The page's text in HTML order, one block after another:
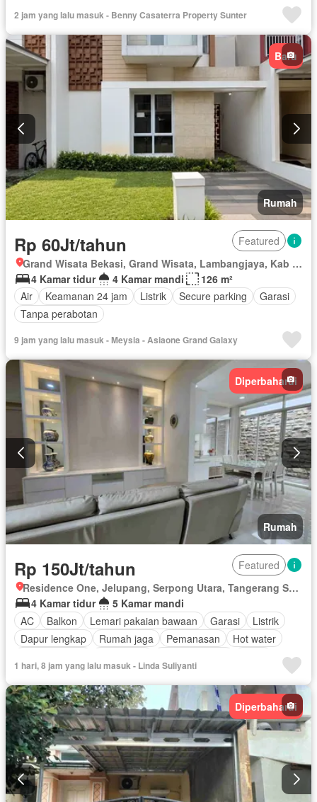
2 jam yang lalu masuk - Benny Casaterra Property Sunter
Baru
Rumah
Rp 60Jt/tahun
Featured
Grand Wisata Bekasi, Grand Wisata, Lambangjaya, Kab Bekasi, Jawa Barat
4 Kamar tidur
4 Kamar mandi
126 m²
Air
Keamanan 24 jam Listrik Secure parking
Garasi
Tanpa perabotan
9 jam yang lalu masuk - Meysia - Asiaone Grand Galaxy
Diperbaharui
Rumah
Rp 150Jt/tahun
Featured
Residence One, Jelupang, Serpong Utara, Tangerang Selatan, Banten
4 Kamar tidur
5 Kamar mandi
AC
Balkon Lemari pakaian bawaan Garasi
Listrik
Dapur lengkap
Rumah jaga Pemanasan
Hot water
Keamanan 24 jam
Halaman Berperabot lengkap
1 hari, 8 jam yang lalu masuk - Linda Suliyanti
Diperbaharui